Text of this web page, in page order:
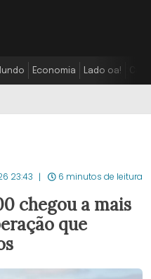
Economia Lado oa!
23:43 6 minutos de leitura
chegou a mais
que